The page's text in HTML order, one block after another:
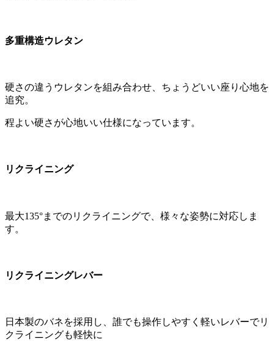
多重構造ウレタン
硬さの違うウレタンを組み合わせ、ちょうどいい座り心地を
追究。
程よい硬さが心地いい仕様になっています。
リクライニング
最大135°までのリクライニングで、様々な姿勢に対応しま
す。
リクライニングレバー
日本製のバネを採用し、誰でも操作しやすく軽いレバーでリ
クライニングも軽快に